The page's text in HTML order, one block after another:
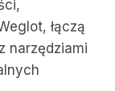
łączą
narzędziami